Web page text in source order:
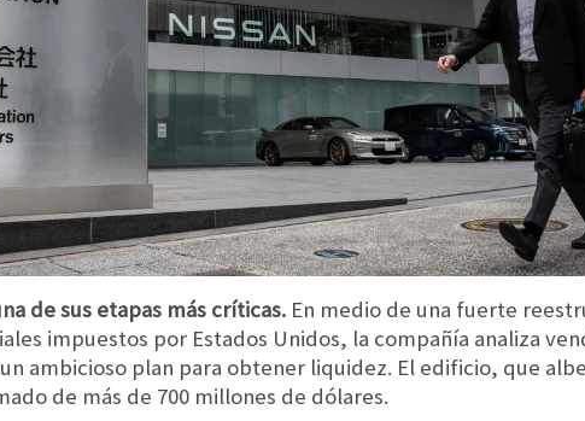
de sus etapas más críticas. En medio de una fuerte
impuestos por Estados Unidos, la compañía analiza
ambicioso plan para obtener liquidez. El edificio, que
de más de 700 millones de dólares.